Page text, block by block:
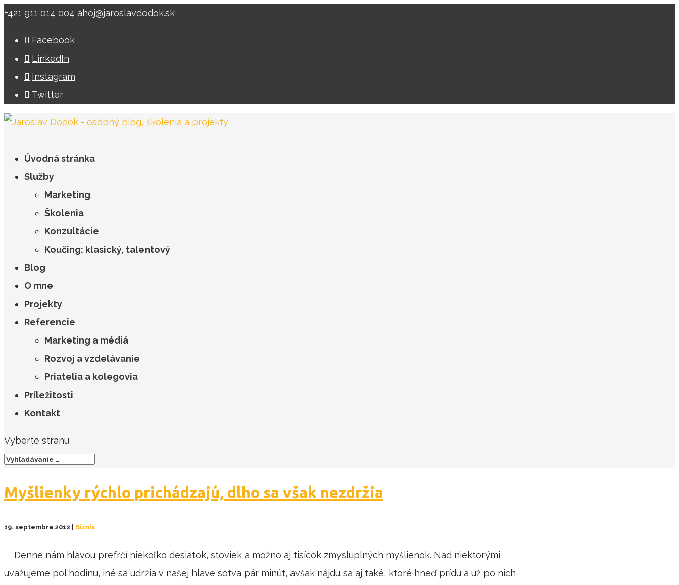
+421 911 014 004 ahoj@jaroslavdodok.sk
Facebook
LinkedIn
Instagram
Twitter
Úvodná stránka
Služby
Marketing
Školenia
Konzultácie
Koučing: klasický, talentový
Blog
O mne
Projekty
Referencie
Marketing a médiá
Rozvoj a vzdelávanie
Priatelia a kolegovia
Príležitosti
Kontakt
Vyberte stranu
Myšlienky rýchlo prichádzajú, dlho sa však nezdržia
19. septembra 2012 Biznis
Denne nám hlavou prefrčí niekoľko desiatok, stoviek a možno aj tisícok zmysluplných myšlienok. Nad niektorými
uvažujeme pol hodinu, iné sa udržia v našej hlave sotva pár minút, avšak nájdu sa aj také, ktoré hneď prídu a už po nich